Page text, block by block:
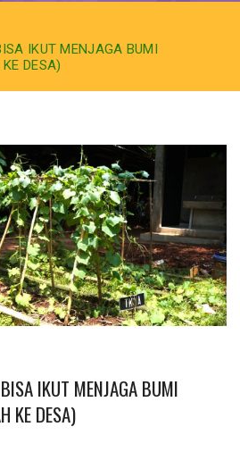
IKUT MENJAGA BUMI
DESA)
IKUT MENJAGA BUMI
KE DESA)